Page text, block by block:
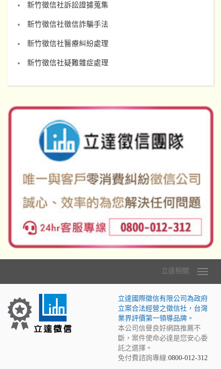
新竹徵信社訴訟證據蒐集
新竹徵信社徵信詐騙手法
新竹徵信社醫療糾紛處理
新竹徵信社疑難雜症處理
立達相關
立達國際徵信有限公司為政府
立案合法經營之徵信社，台灣
業界評價第一領導品牌。
本公司信譽良好網路推薦不
斷，案件使命必達是您安心委
託之選擇。
免付費諮詢專線:0800-012-312